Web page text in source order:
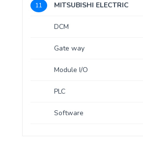
11 MITSUBISHI ELECTRIC
DCM
Gate way
Module I/O
PLC
Software